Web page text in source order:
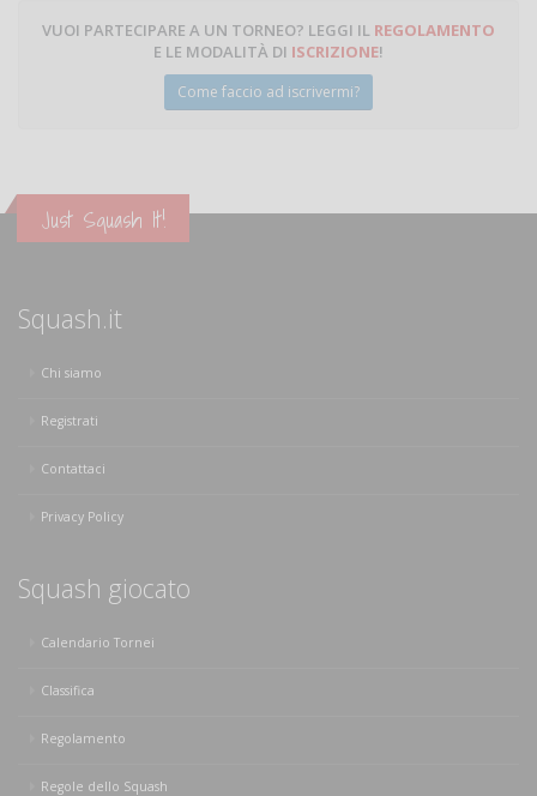
VUOI PARTECIPARE A UN TORNEO? LEGGI IL REGOLAMENTO
E LE MODALITÀ DI ISCRIZIONE!
Come faccio ad iscrivermi?
Just Squash It!
Squash.it
Chi siamo
Registrati
Contattaci
Privacy Policy
Squash giocato
Calendario Tornei
Classifica
Regolamento
Regole dello Squash